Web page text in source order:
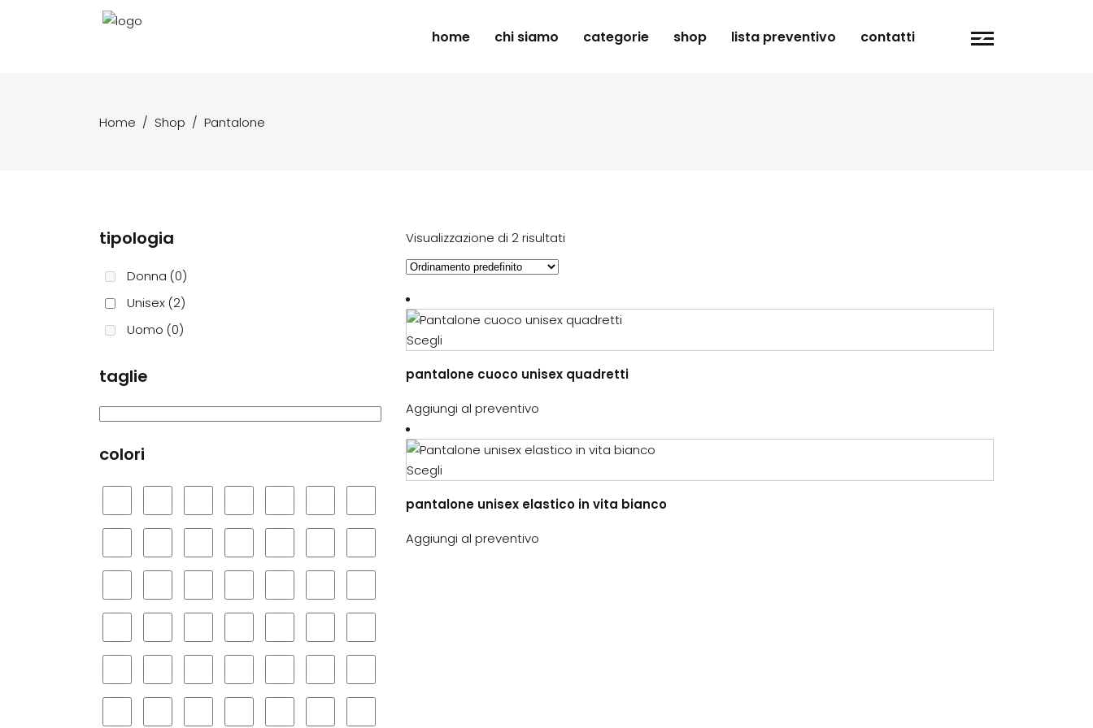
home chi siamo categorie shop lista preventivo contatti
Home / Shop / Pantalone
Visualizzazione di 2 risultati
ScegliQuesto
ha
più
varianti.
Le
possono
essere
nella
pantalone cuoco unisex quadretti
Aggiungi al preventivo
ScegliQuesto
ha
più
varianti.
pantalone unisex elastico in vita bianco
Aggiungi al preventivo
tipologia
Donna (0)
Unisex (2)
Uomo (0)
taglie
colori